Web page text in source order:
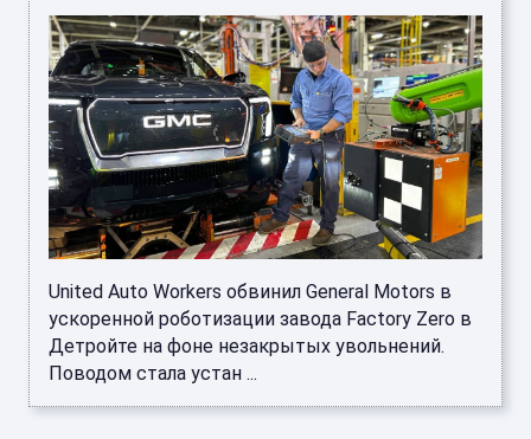
United Auto Workers обвинил General Motors в
ускоренной роботизации завода Factory Zero в
Детройте на фоне незакрытых увольнений.
Поводом стала устан ...